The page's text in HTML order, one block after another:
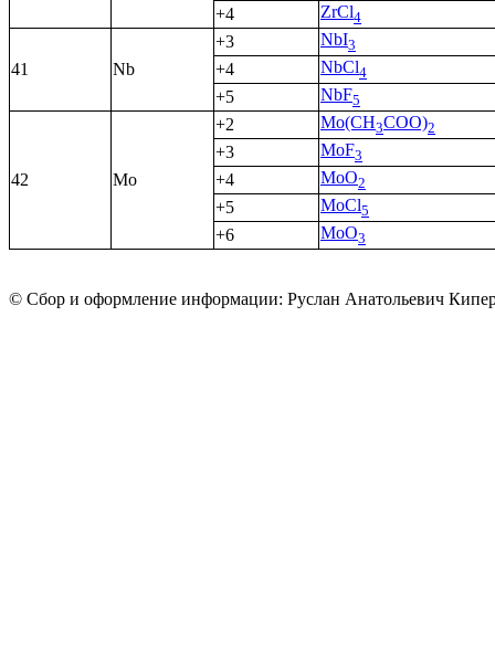
+4 ZrCl4
41 Nb
+3 NbI3
+4 NbCl4
+5 NbF5
42 Mo
+2 Mo(CH3COO)2
+3 MoF3
+4 MoO2
+5 MoCl5
+6 MoO3
© Сбор и оформление информации: Руслан Анатольевич